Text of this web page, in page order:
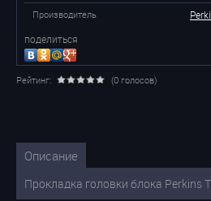
Производитель
поделиться
Рейтинг: (0 голосов)
Описание
Прокладка головки блока Perkins